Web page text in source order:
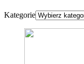
Kategorie